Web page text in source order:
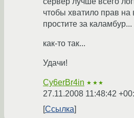
чтобы хватило прав
простите за каламбур...
как-то так...
Удачи!
Cy6erBr4in ★★★
27.11.2008 11:48:42
Ссылка